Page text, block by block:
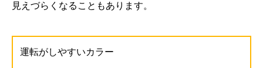
見えづらくなることもあります。
運転がしやすいカラー